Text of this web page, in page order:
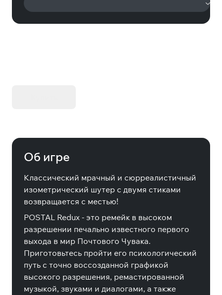
Об игре
Классический мрачный и сюрреалистичный
изометрический шутер с двумя стиками
возвращается с местью!
POSTAL Redux - это ремейк в высоком
разрешении печально известного первого
выхода в мир Почтового Чувака.
Приготовьтесь пройти его психологический
путь с точно воссозданной графикой
высокого разрешения, ремастированной
музыкой, звуками и диалогами, а также